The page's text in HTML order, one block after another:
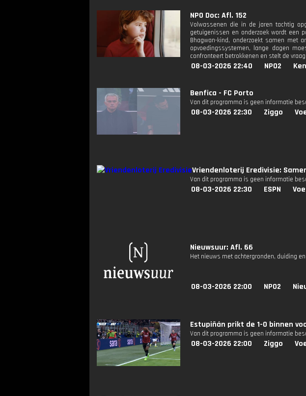
NPO Doc: Afl. 152
Volwassenen die in de jaren tachtig
getuigenissen en onderzoek wordt een
Bhagwan-kind, onderzoekt samen met
opvoedingssystemen, lange dagen
confronteert betrokkenen en stelt de
08-03-2026 22:40 NPO2
Benfica - FC Porto
Van dit programma is geen informatie
08-03-2026 22:30 Ziggo
Vriendenloterij Eredivisie:
Van dit programma is geen informatie
08-03-2026 22:30 ESPN
Nieuwsuur: Afl. 66
Het nieuws met achtergronden, duiding
08-03-2026 22:00 NPO2
Estupiñán prikt de 1-0 binnen
Van dit programma is geen informatie
08-03-2026 22:00 Ziggo